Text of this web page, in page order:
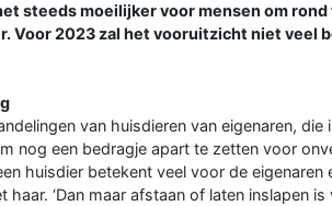
steeds moeilijker voor mensen om
Voor 2023 zal het vooruitzicht niet veel
van huisdieren van eigenaren,
nog een bedragje apart te zetten voor
huisdier betekent veel voor de
haar. ‘Dan maar afstaan of laten inslapen is